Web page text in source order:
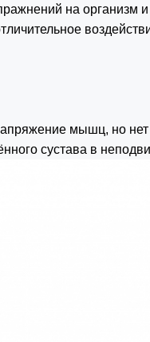
на организм
мышц, но
сустава в